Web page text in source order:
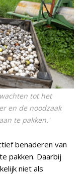
tot het
en de noodzaak
te pakken.'
benaderen van
pakken. Daarbij
niet als